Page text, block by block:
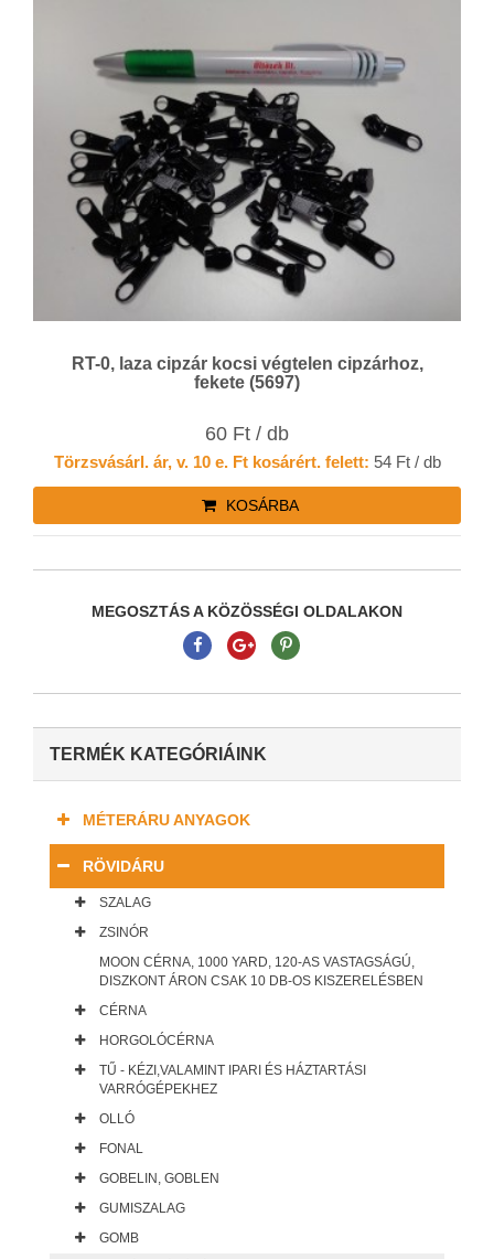
RT-0, laza cipzár kocsi végtelen cipzárhoz,
fekete (5697)
60 Ft / db
Törzsvásárl. ár, v. 10 e. Ft kosárért. felett: 54 Ft / db
KOSÁRBA
MEGOSZTÁS A KÖZÖSSÉGI OLDALAKON
TERMÉK KATEGÓRIÁINK
MÉTERÁRU ANYAGOK
RÖVIDÁRU
SZALAG
ZSINÓR
MOON CÉRNA, 1000 YARD, 120-AS VASTAGSÁGÚ,
DISZKONT ÁRON CSAK 10 DB-OS KISZERELÉSBEN
CÉRNA
HORGOLÓCÉRNA
TŰ - KÉZI,VALAMINT IPARI ÉS HÁZTARTÁSI
VARRÓGÉPEKHEZ
OLLÓ
FONAL
GOBELIN, GOBLEN
GUMISZALAG
GOMB